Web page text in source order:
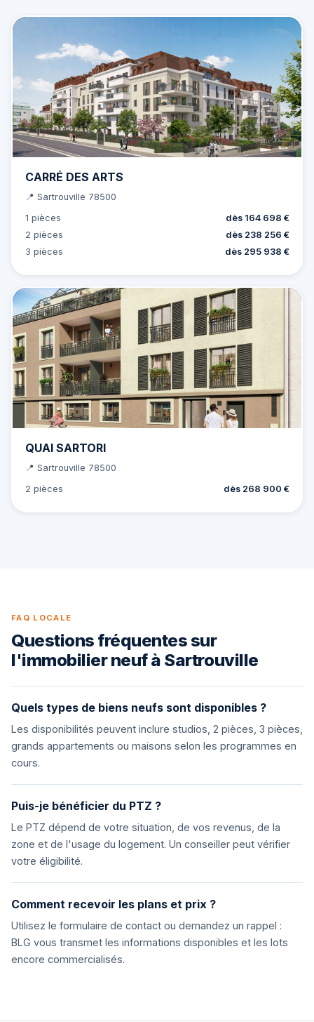
CARRÉ DES ARTS
📍 Sartrouville 78500
1 pièces
dès 164 698 €
2 pièces
dès 238 256 €
3 pièces
dès 295 938 €
QUAI SARTORI
📍 Sartrouville 78500
2 pièces
dès 268 900 €
FAQ LOCALE
Questions fréquentes sur
l'immobilier neuf à Sartrouville
Quels types de biens neufs sont disponibles ?
Les disponibilités peuvent inclure studios, 2 pièces, 3 pièces,
grands appartements ou maisons selon les programmes en
cours.
Puis-je bénéficier du PTZ ?
Le PTZ dépend de votre situation, de vos revenus, de la
zone et de l'usage du logement. Un conseiller peut vérifier
votre éligibilité.
Comment recevoir les plans et prix ?
Utilisez le formulaire de contact ou demandez un rappel :
BLG vous transmet les informations disponibles et les lots
encore commercialisés.